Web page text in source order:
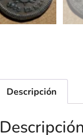
Descripción
Descripción